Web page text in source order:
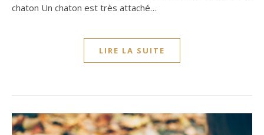
chaton Un chaton est très attaché…
LIRE LA SUITE